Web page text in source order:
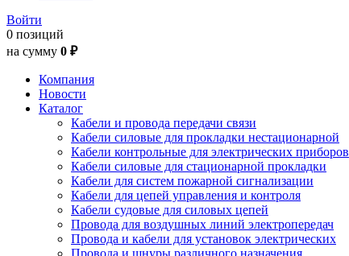
Войти
0 позиций
на сумму 0 ₽
Компания
Новости
Каталог
Кабели и провода передачи связи
Кабели силовые для прокладки нестационарной
Кабели контрольные для электрических приборов
Кабели силовые для стационарной прокладки
Кабели для систем пожарной сигнализации
Кабели для цепей управления и контроля
Кабели судовые для силовых цепей
Провода для воздушных линий электропередач
Провода и кабели для установок электрических
Провода и шнуры различного назначения